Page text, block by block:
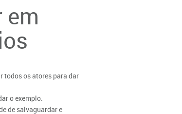
em
todos os atores para dar
o exemplo.
de salvaguardar e